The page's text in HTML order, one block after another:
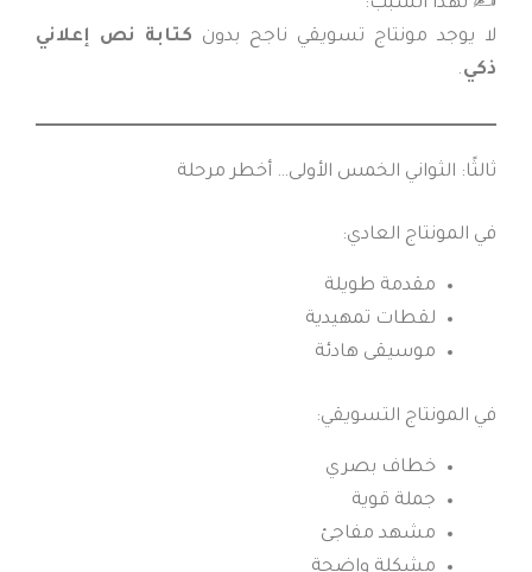
✍️ لهذا السبب:
لا يوجد مونتاج تسويقي ناجح بدونكتابة نص إعلاني
ذكي.
ثالثًا: الثواني الخمس الأولى… أخطر مرحلة
في المونتاج العادي:
مقدمة طويلة
لقطات تمهيدية
موسيقى هادئة
في المونتاج التسويقي:
خطاف بصري
جملة قوية
مشهد مفاجئ
مشكلة واضحة